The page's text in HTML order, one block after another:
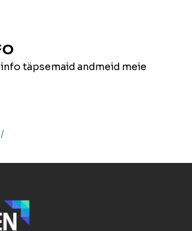
täpsemaid andmeid meie